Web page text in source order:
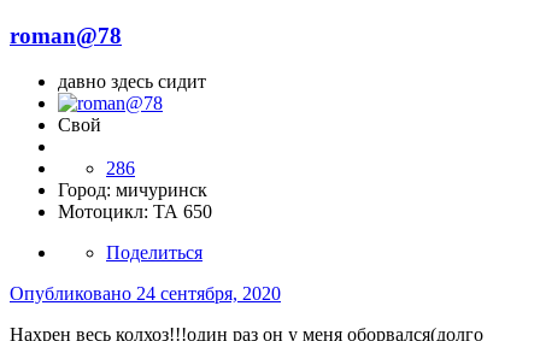
roman@78
давно здесь сидит
Свой
286
Город: мичуринск
Мотоцикл: ТА 650
Поделиться
Опубликовано 24 сентября, 2020
Нахрен весь колхоз!!!один раз он у меня оборвался(долго